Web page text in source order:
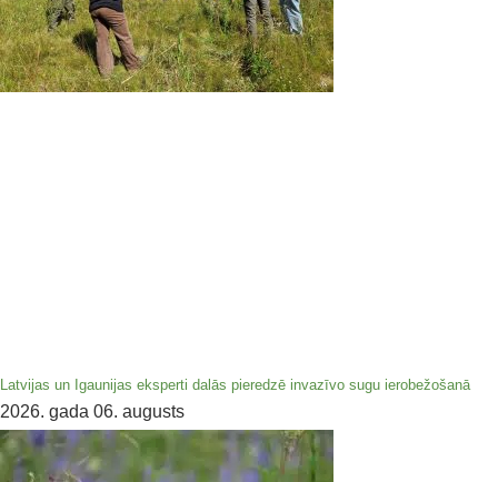
Latvijas un Igaunijas eksperti dalās pieredzē invazīvo sugu ierobežošanā
2026. gada 06. augusts